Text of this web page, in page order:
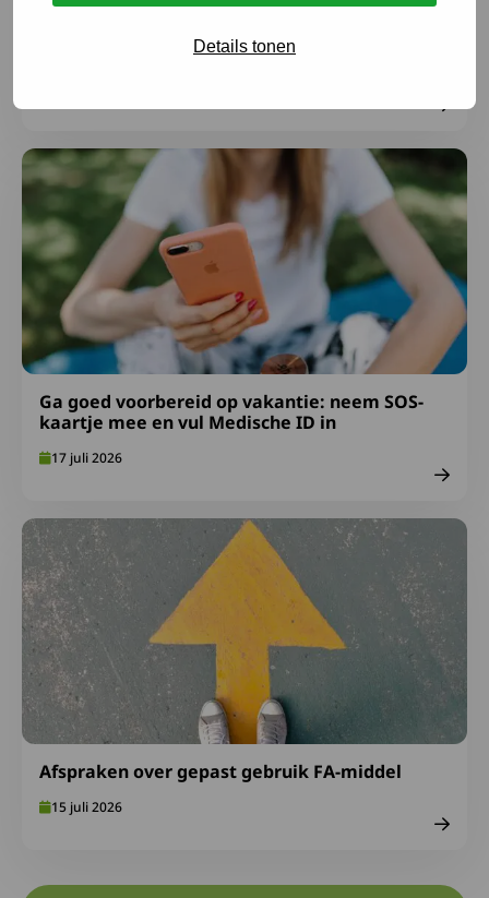
Details tonen
Samen maken we het verschil: deel je ervaring
Ga goed voorbereid op vakantie: neem SOS-
kaartje mee en vul Medische ID in
17 juli 2026
Lees meer over Ga goed voorbereid op vakantie: neem
Afspraken over gepast gebruik FA-middel
15 juli 2026
Lees meer over Afspraken over gepast gebruik FA-